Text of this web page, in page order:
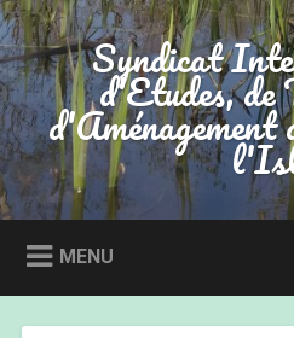
Accéder
au
contenu
principal
RechercheSyndicat
d'Etudes,
d'Aménagement
MENU